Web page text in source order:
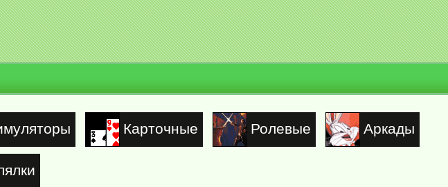
Карточные Ролевые Аркады